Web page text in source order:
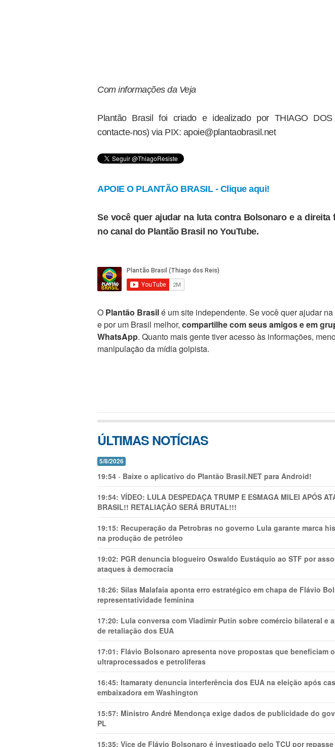
Com informações da Veja
Plantão Brasil foi criado e idealizado por THIAGO
contacte-nos) via PIX: apoie@plantaobrasil.net
APOIE O PLANTÃO BRASIL - Clique aqui!
Se você quer ajudar na luta contra Bolsonaro e a direita
no canal do Plantão Brasil no YouTube.
O Plantão Brasilé um site independente. Se você quer ajudar
e por um Brasil melhor, compartilhe com seus amigos e em
WhatsApp. Quanto mais gente tiver acesso às informações,
manipulação da mídia golpista.
ÚLTIMAS NOTÍCIAS
5/8/2026
19:54 - Baixe o aplicativo do Plantão Brasil.NET para Android!
19:54: VÍDEO: LULA DESPEDAÇA TRUMP E ESMAGA MILEI APÓS
BRASIL!! RETALIAÇÃO SERÁ BRUTAL!!!
19:15: Recuperação da Petrobras no governo Lula garante marca
na produção de petróleo
19:02: PGR denuncia blogueiro Oswaldo Eustáquio ao STF por
ataques à democracia
18:26: Silas Malafaia aponta erro estratégico em chapa de Flávio
representatividade feminina
17:20: Lula conversa com Vladimir Putin sobre comércio bilateral e
de retaliação dos EUA
17:01: Flávio Bolsonaro apresenta nove propostas que beneficiam
ultraprocessados e petrolíferas
16:45: Itamaraty denuncia interferência dos EUA na eleição após
embaixadora em Washington
15:57: Ministro André Mendonça exige dados de publicidade do
PL
15:35: Vice de Flávio Bolsonaro é investigado pelo TCU por